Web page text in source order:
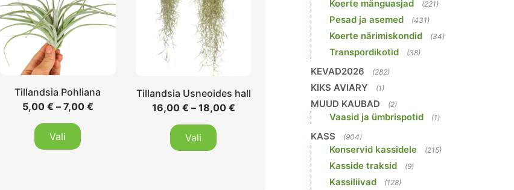
Tillandsia Pohliana
5,00 € – 7,00 €
Vali
Tillandsia Usneoides hall
16,00 € – 18,00 €
Vali
Koerte mänguasjad (221)
Pesad ja asemed (431)
Koerte närimiskondid (34)
Transpordikotid (38)
KEVAD2026 (282)
KIKS AVIARY (1)
MUUD KAUBAD (2)
Vaasid ja ümbrispotid (1)
KASS (904)
Konservid kassidele (215)
Kasside traksid (9)
Kassiliivad (128)